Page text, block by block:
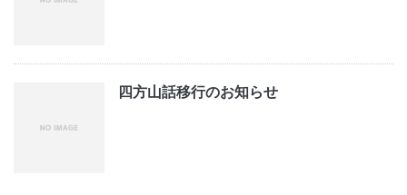
四方山話移行のお知らせ